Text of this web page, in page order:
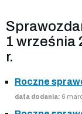
1 września
r.
Roczne
data dodania: 6